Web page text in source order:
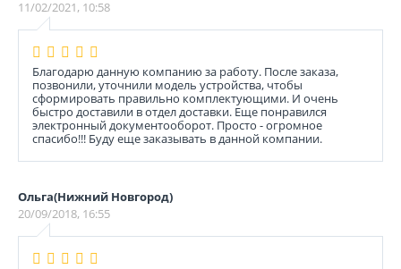
11/02/2021, 10:58
Благодарю данную компанию за работу. После заказа,
позвонили, уточнили модель устройства, чтобы
сформировать правильно комплектующими. И очень
быстро доставили в отдел доставки. Еще понравился
электронный документооборот. Просто - огромное
спасибо!!! Буду еще заказывать в данной компании.
Ольга(Нижний Новгород)
20/09/2018, 16:55